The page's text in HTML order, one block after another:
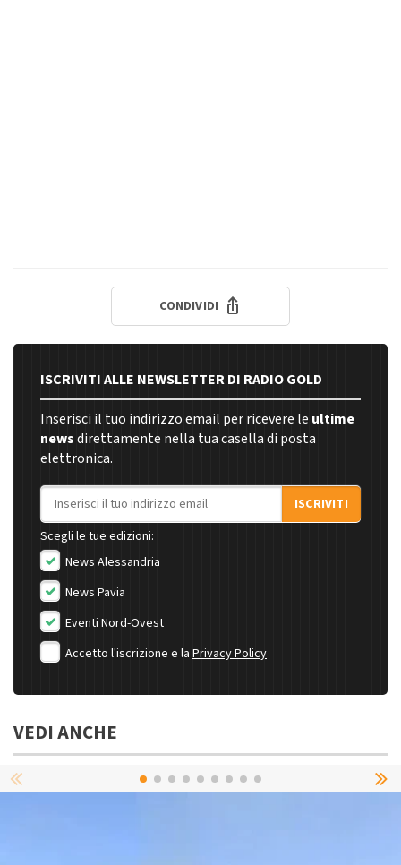
CONDIVIDI
ISCRIVITI ALLE NEWSLETTER DI RADIO GOLD
Inserisci il tuo indirizzo email per ricevere le ultime
newsdirettamente nella tua casella di posta
elettronica.
Indirizzo email
ISCRIVITI
Scegli le tue edizioni:
News Alessandria
News Pavia
Eventi Nord-Ovest
Accetto l'iscrizione e la Privacy Policy
VEDI ANCHE